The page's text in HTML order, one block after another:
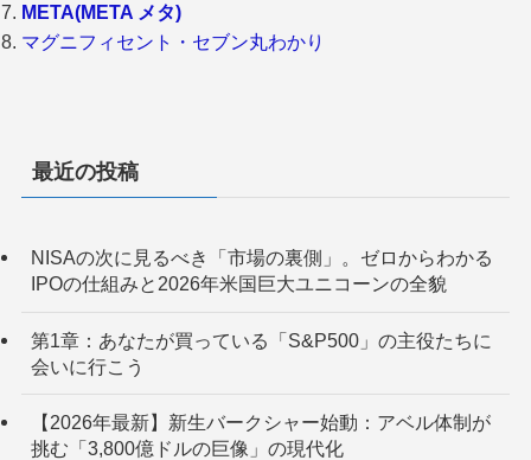
META(META メタ)
マグニフィセント・セブン丸わかり
最近の投稿
NISAの次に見るべき「市場の裏側」。ゼロからわかる
IPOの仕組みと2026年米国巨大ユニコーンの全貌
第1章：あなたが買っている「S&P500」の主役たちに
会いに行こう
【2026年最新】新生バークシャー始動：アベル体制が
挑む「3,800億ドルの巨像」の現代化